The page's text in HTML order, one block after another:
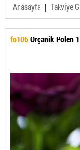
Anasayfa | Takviye
fo106Organik Polen